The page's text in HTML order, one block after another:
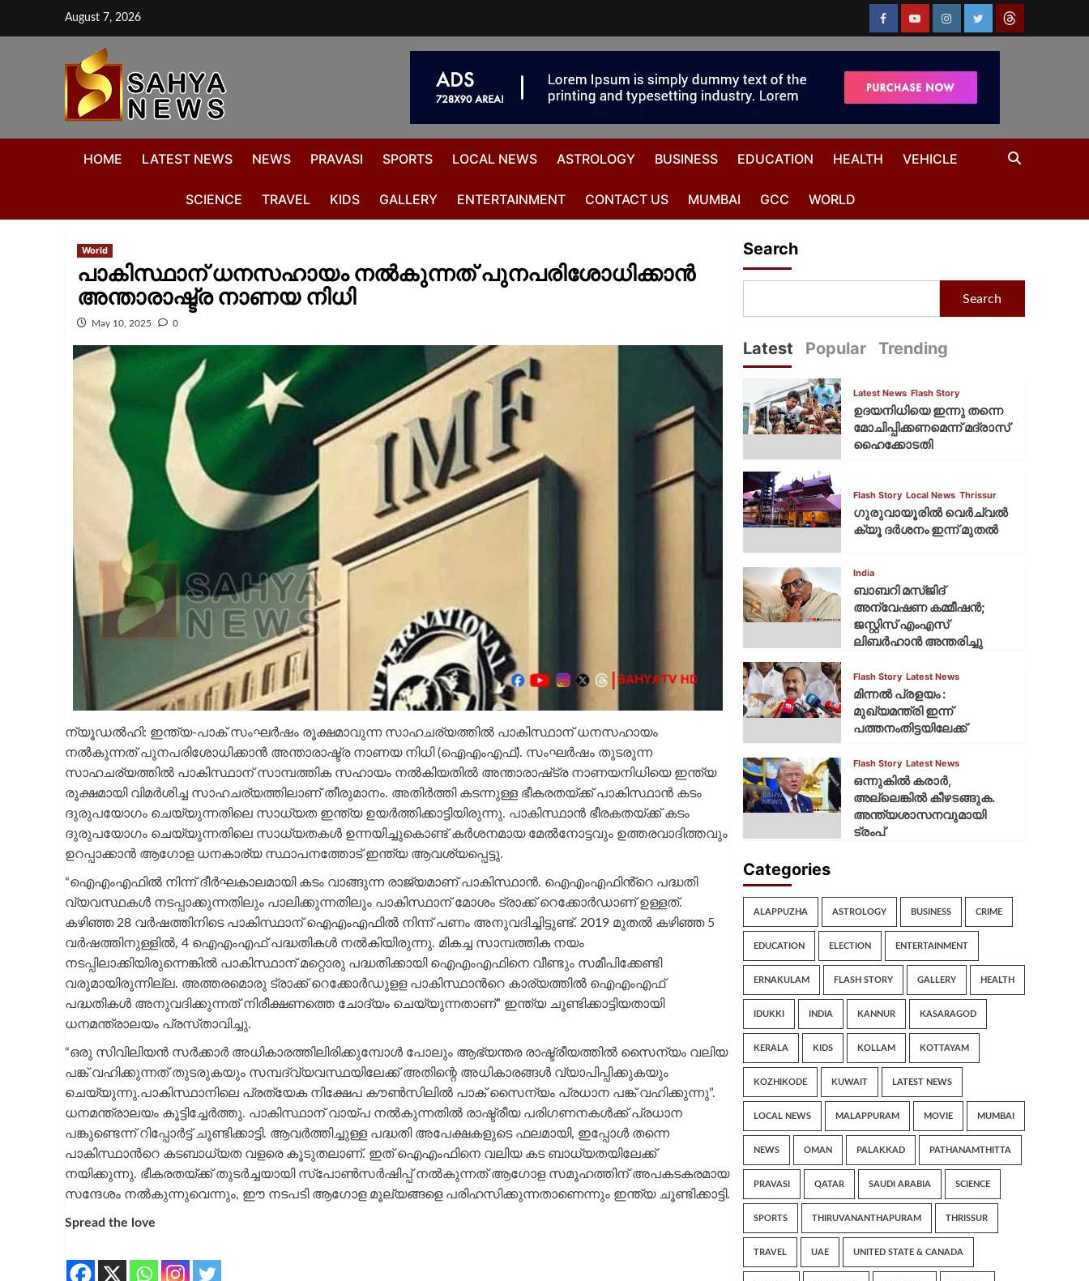
August 7, 2026
HOME LATEST NEWS NEWS PRAVASI SPORTS LOCAL NEWS ASTROLOGY BUSINESS EDUCATION HEALTH VEHICLE
SCIENCE TRAVEL KIDS GALLERY ENTERTAINMENT CONTACT US MUMBAI GCC WORLD
World
പാകിസ്ഥാന് ധനസഹായം നല്‍കുന്നത് പുനപരിശോധിക്കാന്‍
അന്താരാഷ്ട്ര നാണയ നിധി
May 10, 2025 0
ന്യൂഡല്‍ഹി: ഇന്ത്യ-പാക് സംഘര്‍ഷം രൂക്ഷമാവുന്ന സാഹചര്യത്തില്‍ പാകിസ്ഥാന് ധനസഹായം
നല്‍കുന്നത് പുനപരിശോധിക്കാന്‍ അന്താരാഷ്ട്ര നാണയ നിധി (ഐഎംഎഫ്). സംഘര്‍ഷം തുടരുന്ന
സാഹചര്യത്തില്‍ പാകിസ്ഥാന് സാമ്പത്തിക സഹായം നല്‍കിയതില്‍ അന്താരാഷ്‌ട്ര നാണയനിധിയെ ഇന്ത്യ
രൂക്ഷമായി വിമര്‍ശിച്ച സാഹചര്യത്തിലാണ് തീരുമാനം. അതിര്‍ത്തി കടന്നുള്ള ഭീകരതയ്ക്ക് പാകിസ്ഥാൻ കടം
ദുരുപയോഗം ചെയ്യുന്നതിലെ സാധ്യത ഇന്ത്യ ഉയര്‍ത്തിക്കാട്ടിയിരുന്നു. പാകിസ്ഥാൻ ഭീരകതയ്ക്ക് കടം
ദുരുപയോഗം ചെയ്യുന്നതിലെ സാധ്യതകള്‍ ഉന്നയിച്ചുകൊണ്ട് കര്‍ശനമായ മേല്‍നോട്ടവും ഉത്തരവാദിത്തവും
ഉറപ്പാക്കാൻ ആഗോള ധനകാര്യ സ്ഥാപനത്തോട് ഇന്ത്യ ആവശ്യപ്പെട്ടു.
“ഐഎംഎഫില്‍ നിന്ന് ദീര്‍ഘകാലമായി കടം വാങ്ങുന്ന രാജ്യമാണ് പാകിസ്ഥാൻ. ഐഎംഎഫിൻ്റെ പദ്ധതി
വ്യവസ്ഥകൾ നടപ്പാക്കുന്നതിലും പാലിക്കുന്നതിലും പാകിസ്ഥാന് മോശം ട്രാക്ക് റെക്കോര്‍ഡാണ് ഉള്ളത്.
കഴിഞ്ഞ 28 വർഷത്തിനിടെ പാകിസ്ഥാന് ഐഎംഎഫിൽ നിന്ന് പണം അനുവദിച്ചിട്ടുണ്ട്. 2019 മുതല്‍ കഴിഞ്ഞ 5
വർഷത്തിനുള്ളിൽ, 4 ഐഎംഎഫ് പദ്ധതികൾ നല്‍കിയിരുന്നു. മികച്ച സാമ്പത്തിക നയം
നടപ്പിലാക്കിയിരുന്നെങ്കില്‍ പാകിസ്ഥാന് മറ്റൊരു പദ്ധതിക്കായി ഐഎംഎഫിനെ വീണ്ടും സമീപിക്കേണ്ടി
വരുമായിരുന്നില്ല. അത്തരമൊരു ട്രാക്ക് റെക്കോർഡുളള പാകിസ്ഥാന്‍റെ കാര്യത്തിൽ ഐഎംഎഫ്
പദ്ധതികൾ അനുവദിക്കുന്നത് നിരീക്ഷണത്തെ ചോദ്യം ചെയ്യുന്നതാണ്” ഇന്ത്യ ചൂണ്ടിക്കാട്ടിയതായി
ധനമന്ത്രാലയം പ്രസ്‌താവിച്ചു.
“ഒരു സിവിലിയൻ സർക്കാർ അധികാരത്തിലിരിക്കുമ്പോൾ പോലും ആഭ്യന്തര രാഷ്ട്രീയത്തിൽ സൈന്യം വലിയ
പങ്ക് വഹിക്കുന്നത് തുടരുകയും സമ്പദ്‌വ്യവസ്ഥയിലേക്ക് അതിന്റെ അധികാരങ്ങൾ വ്യാപിപ്പിക്കുകയും
ചെയ്യുന്നു.പാകിസ്ഥാനിലെ പ്രത്യേക നിക്ഷേപ കൗൺസിലില്‍ പാക് സൈന്യം പ്രധാന പങ്ക് വഹിക്കുന്നു”.
ധനമന്ത്രാലയം കൂട്ടിച്ചേർത്തു. പാകിസ്ഥാന് വായ്‌പ നൽകുന്നതിൽ രാഷ്ട്രീയ പരിഗണനകൾക്ക് പ്രധാന
പങ്കുണ്ടെന്ന് റിപ്പോർട്ട് ചൂണ്ടിക്കാട്ടി. ആവർത്തിച്ചുള്ള പദ്ധതി അപേക്ഷകളുടെ ഫലമായി, ഇപ്പോൾ തന്നെ
പാകിസ്ഥാന്‍റെ കടബാധ്യത വളരെ കൂടുതലാണ്. ഇത് ഐഎംഫിനെ വലിയ കട ബാധ്യതയിലേക്ക്
നയിക്കുന്നു. ഭീകരതയ്ക്ക് തുടർച്ചയായി സ്പോൺസർഷിപ്പ് നൽകുന്നത് ആഗോള സമൂഹത്തിന് അപകടകരമായ
സന്ദേശം നൽകുന്നുവെന്നും, ഈ നടപടി ആഗോള മൂല്യങ്ങളെ പരിഹസിക്കുന്നതാണെന്നും ഇന്ത്യ ചൂണ്ടിക്കാട്ടി.
Spread the love
Search
Search
Latest Popular Trending
Latest News Flash Story
ഉദയനിധിയെ ഇന്നു തന്നെ
മോചിപ്പിക്കണമെന്ന് മദ്രാസ്
ഹൈക്കോടതി
Flash Story Local News Thrissur
ഗുരുവായൂരില്‍ വെര്‍ച്വല്‍
ക്യൂ ദര്‍ശനം ഇന്ന് മുതല്‍
India
ബാബറി മസ്ജിദ്
അന്വേഷണ കമ്മീഷന്‍;
ജസ്റ്റിസ് എംഎസ്
ലിബര്‍ഹാന്‍ അന്തരിച്ചു
Flash Story Latest News
മിന്നല്‍ പ്രളയം :
മുഖ്യമന്ത്രി ഇന്ന്
പത്തനംതിട്ടയിലേക്ക്
Flash Story Latest News
ഒന്നുകില്‍ കരാര്‍,
അല്ലെങ്കില്‍ കീഴടങ്ങുക.
അന്ത്യശാസനവുമായി
ട്രംപ്
Categories
ALAPPUZHA ASTROLOGY BUSINESS CRIME
EDUCATION ELECTION ENTERTAINMENT
ERNAKULAM FLASH STORY GALLERY HEALTH
IDUKKI INDIA KANNUR KASARAGOD
KERALA KIDS KOLLAM KOTTAYAM
KOZHIKODE KUWAIT LATEST NEWS
LOCAL NEWS MALAPPURAM MOVIE MUMBAI
NEWS OMAN PALAKKAD PATHANAMTHITTA
PRAVASI QATAR SAUDI ARABIA SCIENCE
SPORTS THIRUVANANTHAPURAM THRISSUR
TRAVEL UAE UNITED STATE & CANADA